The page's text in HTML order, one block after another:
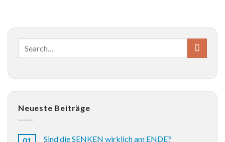
Neueste Beiträge
Sind die SENKEN wirklich am ENDE?